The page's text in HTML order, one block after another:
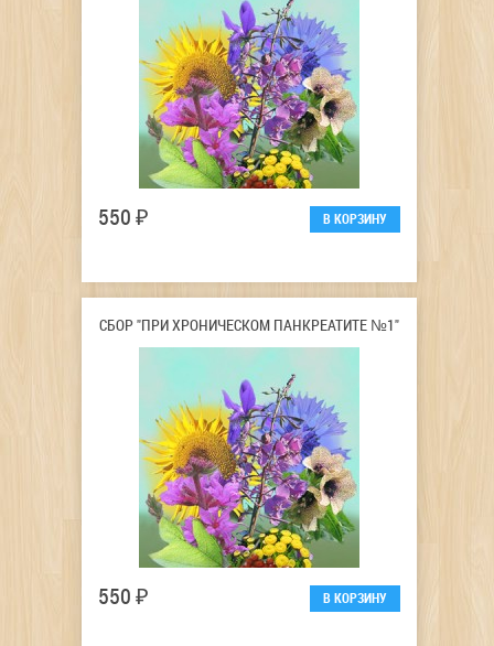
550 ₽
СБОР "ПРИ ХРОНИЧЕСКОМ ПАНКРЕАТИТЕ №1"
550 ₽